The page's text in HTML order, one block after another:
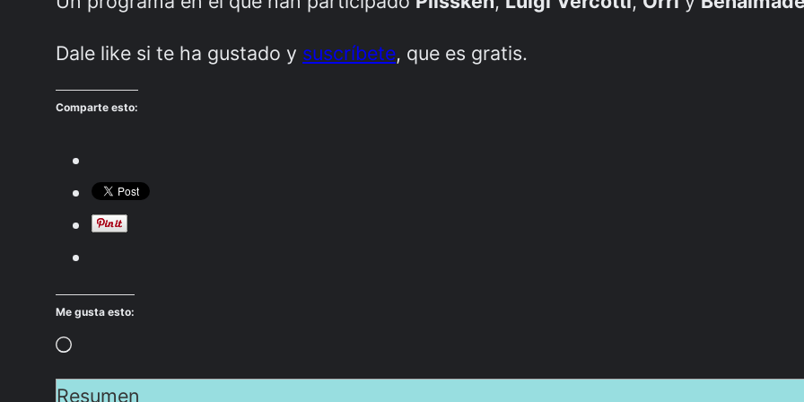
Dale like si te ha gustado y suscríbete, que es gratis.
Comparte esto:
Me gusta esto:
Cargando…
Resumen